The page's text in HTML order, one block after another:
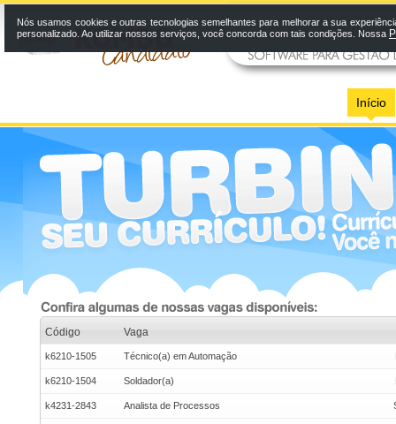
Início
Código Vaga
k6210-1505 Técnico(a) em Automação
k6210-1504 Soldador(a)
k4231-2843 Analista de Processos
Nós usamos cookies e outras tecnologias semelhantes para melhorar a sua
personalizado. Ao utilizar nossos serviços, você concorda com tais condições. Nossa